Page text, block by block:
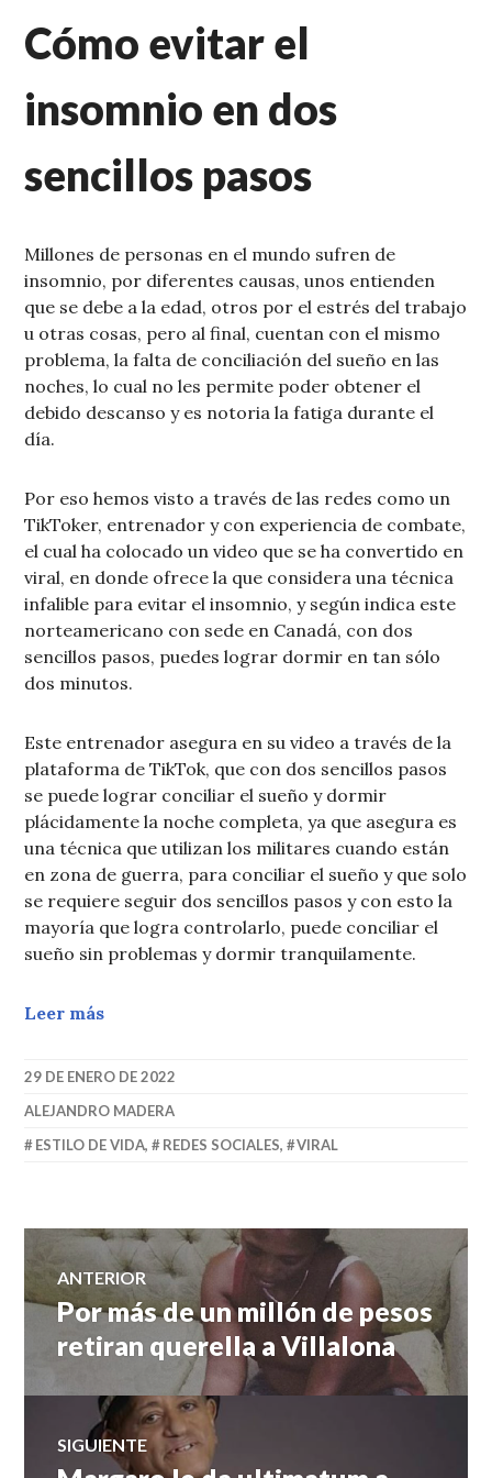
Cómo evitar el
insomnio en dos
sencillos pasos
Millones de personas en el mundo sufren de
insomnio, por diferentes causas, unos entienden
que se debe a la edad, otros por el estrés del trabajo
u otras cosas, pero al final, cuentan con el mismo
problema, la falta de conciliación del sueño en las
noches, lo cual no les permite poder obtener el
debido descanso y es notoria la fatiga durante el
día.
Por eso hemos visto a través de las redes como un
TikToker, entrenador y con experiencia de combate,
el cual ha colocado un video que se ha convertido en
viral, en donde ofrece la que considera una técnica
infalible para evitar el insomnio, y según indica este
norteamericano con sede en Canadá, con dos
sencillos pasos, puedes lograr dormir en tan sólo
dos minutos.
Este entrenador asegura en su video a través de la
plataforma de TikTok, que con dos sencillos pasos
se puede lograr conciliar el sueño y dormir
plácidamente la noche completa, ya que asegura es
una técnica que utilizan los militares cuando están
en zona de guerra, para conciliar el sueño y que solo
se requiere seguir dos sencillos pasos y con esto la
mayoría que logra controlarlo, puede conciliar el
sueño sin problemas y dormir tranquilamente.
Leer más
29 DE ENERO DE 2022
ALEJANDRO MADERA
ESTILO DE VIDA, REDES SOCIALES, VIRAL
Navegación
de
entradas
ANTERIOR
Entrada
anterior:
Por más de un millón de pesos
retiran querella a Villalona
SIGUIENTE
Entrada